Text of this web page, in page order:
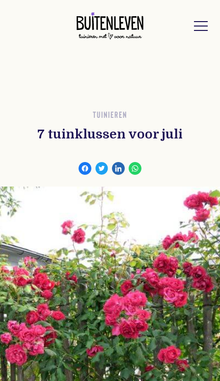
TUINIEREN
7 tuinklussen voor juli